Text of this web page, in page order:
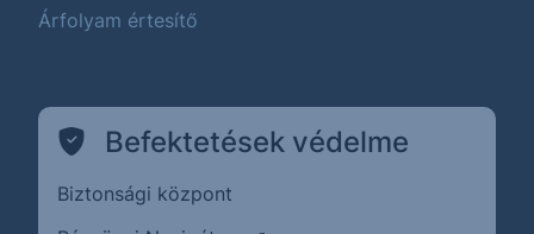
Árfolyam értesítő
Befektetések védelme
Biztonsági központ